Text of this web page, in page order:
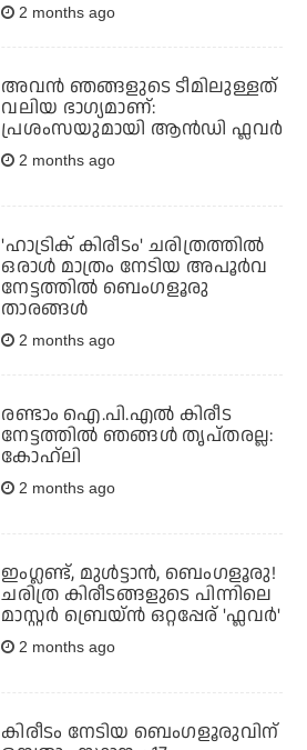
2 months ago
അവന്‍ ഞങ്ങളുടെ ടീമിലുള്ളത്
വലിയ ഭാഗ്യമാണ്:
പ്രശംസയുമായി ആന്‍ഡി ഫ്ലവർ
2 months ago
'ഹാട്രിക് കിരീടം' ചരിത്രത്തില്‍
ഒരാള്‍ മാത്രം നേടിയ അപൂര്‍വ
നേട്ടത്തില്‍ ബെംഗളൂരു
താരങ്ങള്‍
2 months ago
രണ്ടാം ഐ.പി.എല്‍ കിരീട
നേട്ടത്തില്‍ ഞങ്ങള്‍ തൃപ്തരല്ല:
കോഹ്‌ലി
2 months ago
ഇംഗ്ലണ്ട്, മുള്‍ട്ടാന്‍, ബെംഗളൂരു!
ചരിത്ര കിരീടങ്ങളുടെ പിന്നിലെ
മാസ്റ്റര്‍ ബ്രെയ്ന്‍ ഒറ്റപ്പേര് 'ഫ്ലവർ'
2 months ago
കിരീടം നേടിയ ബെംഗളൂരുവിന്